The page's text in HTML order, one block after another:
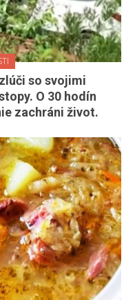
so svojimi
O 30 hodín
zachráni život.